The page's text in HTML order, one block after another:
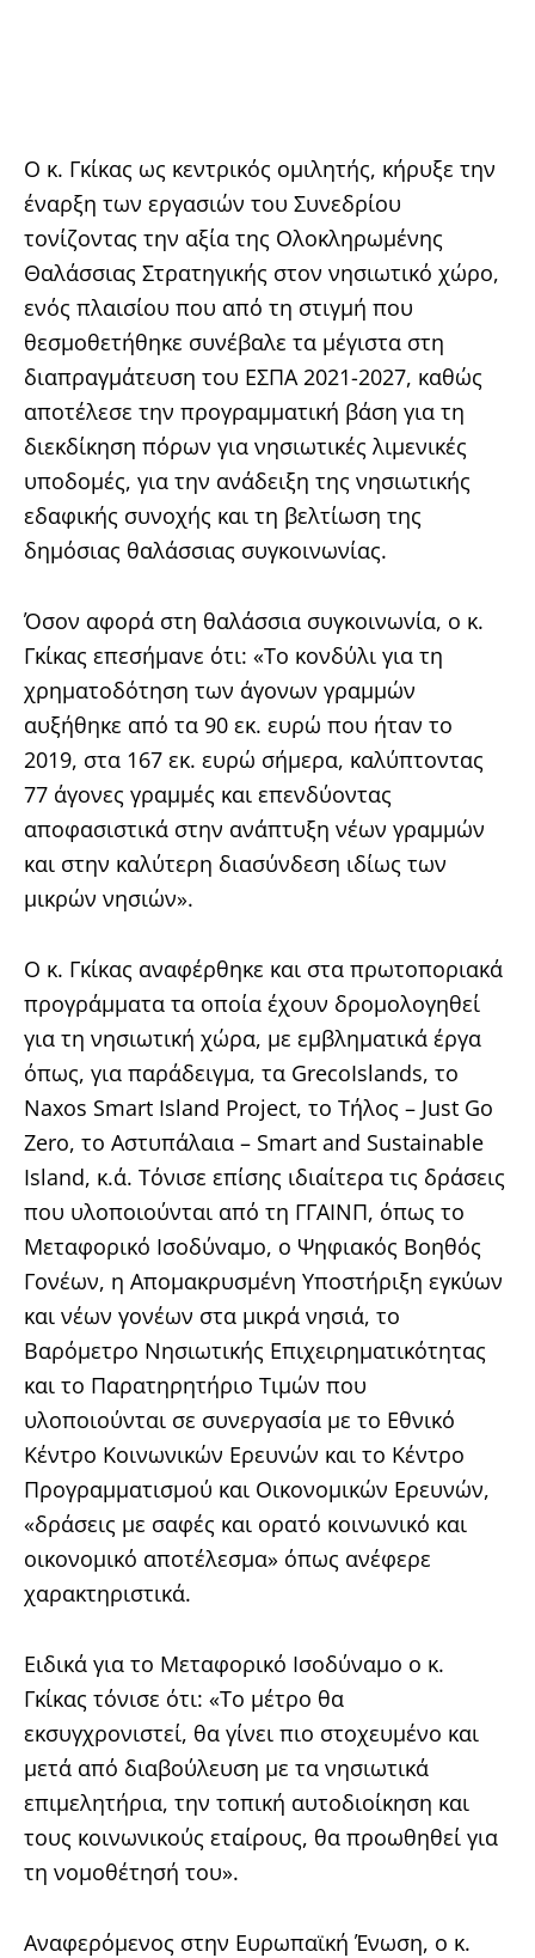
Ο κ. Γκίκας ως κεντρικός ομιλητής, κήρυξε την
έναρξη των εργασιών του Συνεδρίου
τονίζοντας την αξία της Ολοκληρωμένης
Θαλάσσιας Στρατηγικής στον νησιωτικό χώρο,
ενός πλαισίου που από τη στιγμή που
θεσμοθετήθηκε συνέβαλε τα μέγιστα στη
διαπραγμάτευση του ΕΣΠΑ 2021-2027, καθώς
αποτέλεσε την προγραμματική βάση για τη
διεκδίκηση πόρων για νησιωτικές λιμενικές
υποδομές, για την ανάδειξη της νησιωτικής
εδαφικής συνοχής και τη βελτίωση της
δημόσιας θαλάσσιας συγκοινωνίας.
Όσον αφορά στη θαλάσσια συγκοινωνία, ο κ.
Γκίκας επεσήμανε ότι: «Το κονδύλι για τη
χρηματοδότηση των άγονων γραμμών
αυξήθηκε από τα 90 εκ. ευρώ που ήταν το
2019, στα 167 εκ. ευρώ σήμερα, καλύπτοντας
77 άγονες γραμμές και επενδύοντας
αποφασιστικά στην ανάπτυξη νέων γραμμών
και στην καλύτερη διασύνδεση ιδίως των
μικρών νησιών».
Ο κ. Γκίκας αναφέρθηκε και στα πρωτοποριακά
προγράμματα τα οποία έχουν δρομολογηθεί
για τη νησιωτική χώρα, με εμβληματικά έργα
όπως, για παράδειγμα, τα GrecoIslands, το
Naxos Smart Island Project, το Τήλος – Just Go
Zero, το Αστυπάλαια – Smart and Sustainable
Island, κ.ά. Τόνισε επίσης ιδιαίτερα τις δράσεις
που υλοποιούνται από τη ΓΓΑΙΝΠ, όπως το
Μεταφορικό Ισοδύναμο, ο Ψηφιακός Βοηθός
Γονέων, η Απομακρυσμένη Υποστήριξη εγκύων
και νέων γονέων στα μικρά νησιά, το
Βαρόμετρο Νησιωτικής Επιχειρηματικότητας
και το Παρατηρητήριο Τιμών που
υλοποιούνται σε συνεργασία με το Εθνικό
Κέντρο Κοινωνικών Ερευνών και το Κέντρο
Προγραμματισμού και Οικονομικών Ερευνών,
«δράσεις με σαφές και ορατό κοινωνικό και
οικονομικό αποτέλεσμα» όπως ανέφερε
χαρακτηριστικά.
Ειδικά για το Μεταφορικό Ισοδύναμο ο κ.
Γκίκας τόνισε ότι: «Το μέτρο θα
εκσυγχρονιστεί, θα γίνει πιο στοχευμένο και
μετά από διαβούλευση με τα νησιωτικά
επιμελητήρια, την τοπική αυτοδιοίκηση και
τους κοινωνικούς εταίρους, θα προωθηθεί για
τη νομοθέτησή του».
Αναφερόμενος στην Ευρωπαϊκή Ένωση, ο κ.